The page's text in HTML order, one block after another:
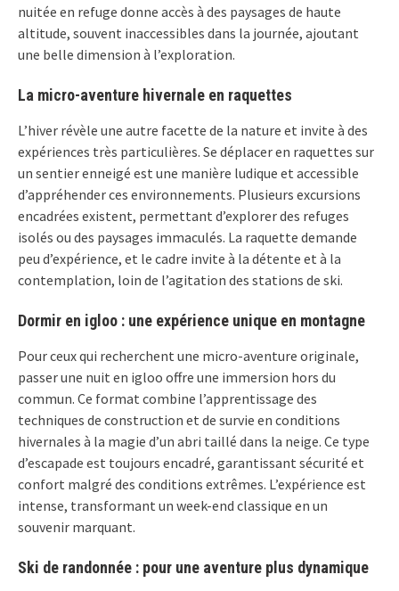
nuitée en refuge donne accès à des paysages de haute
altitude, souvent inaccessibles dans la journée, ajoutant
une belle dimension à l’exploration.
La micro-aventure hivernale en raquettes
L’hiver révèle une autre facette de la nature et invite à des
expériences très particulières. Se déplacer en raquettes sur
un sentier enneigé est une manière ludique et accessible
d’appréhender ces environnements. Plusieurs excursions
encadrées existent, permettant d’explorer des refuges
isolés ou des paysages immaculés. La raquette demande
peu d’expérience, et le cadre invite à la détente et à la
contemplation, loin de l’agitation des stations de ski.
Dormir en igloo : une expérience unique en montagne
Pour ceux qui recherchent une micro-aventure originale,
passer une nuit en igloo offre une immersion hors du
commun. Ce format combine l’apprentissage des
techniques de construction et de survie en conditions
hivernales à la magie d’un abri taillé dans la neige. Ce type
d’escapade est toujours encadré, garantissant sécurité et
confort malgré des conditions extrêmes. L’expérience est
intense, transformant un week-end classique en un
souvenir marquant.
Ski de randonnée : pour une aventure plus dynamique